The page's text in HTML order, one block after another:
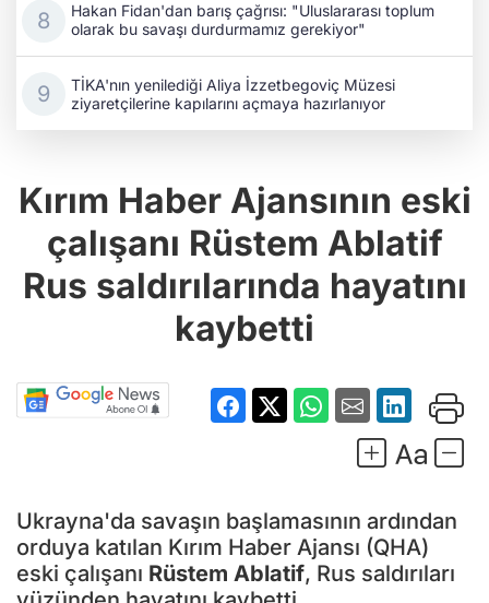
Hakan Fidan'dan barış çağrısı: "Uluslararası toplum
olarak bu savaşı durdurmamız gerekiyor"
TİKA'nın yenilediği Aliya İzzetbegoviç Müzesi
ziyaretçilerine kapılarını açmaya hazırlanıyor
Kırım Haber Ajansının eski
çalışanı Rüstem Ablatif
Rus saldırılarında hayatını
kaybetti
Ukrayna'da savaşın başlamasının ardından
orduya katılan Kırım Haber Ajansı (QHA)
eski çalışanı Rüstem Ablatif, Rus saldırıları